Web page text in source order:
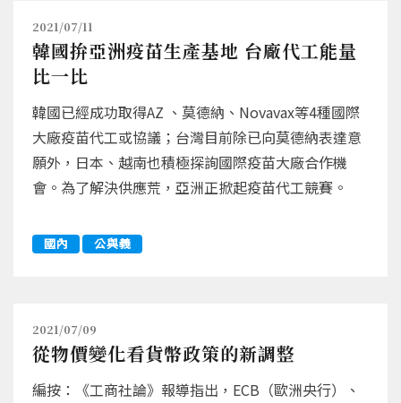
2021/07/11
韓國拚亞洲疫苗生產基地 台廠代工能量
比一比
韓國已經成功取得AZ 、莫德納、Novavax等4種國際
大廠疫苗代工或協議；台灣目前除已向莫德納表達意
願外，日本、越南也積極探詢國際疫苗大廠合作機
會。為了解決供應荒，亞洲正掀起疫苗代工競賽。
國內 公與義
2021/07/09
從物價變化看貨幣政策的新調整
編按：《工商社論》報導指出，ECB（歐洲央行）、